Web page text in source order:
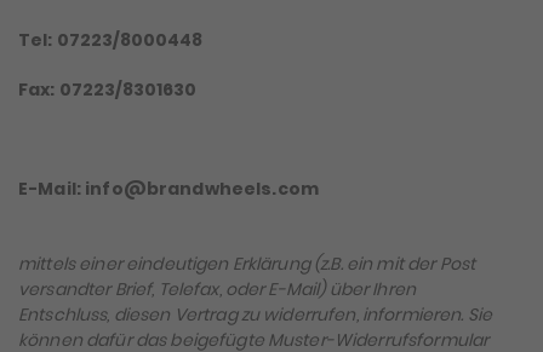
Tel: 07223/8000448
Fax: 07223/8301630
E-Mail: info@brandwheels.com
mittels einer eindeutigen Erklärung (z.B. ein mit der Post
versandter Brief, Telefax, oder E-Mail) über Ihren
Entschluss, diesen Vertrag zu widerrufen, informieren. Sie
können dafür das beigefügte Muster-Widerrufsformular